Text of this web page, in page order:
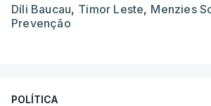
Díli Baucau, Timor Leste, Menzies
Prevenção
POLÍTICA